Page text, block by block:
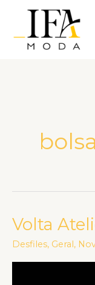
Volta
Desfiles, Geral ,
Volta